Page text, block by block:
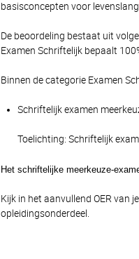
basisconcepten voor
De beoordeling bestaat uit
Examen Schriftelijk bepaalt
Binnen de categorie Examen
Schriftelijk examen
Toelichting: Schriftelijk
Het schriftelijke meerkeuze-
Kijk in het aanvullend OER van
opleidingsonderdeel.